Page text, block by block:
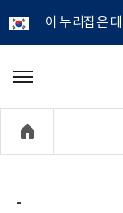
이 누리집은
메
기
-